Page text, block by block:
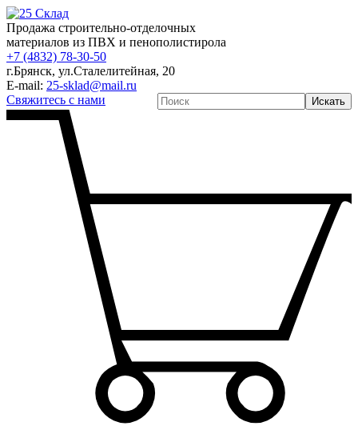
Продажа строительно-отделочных
материалов из ПВХ и пенополистирола
+7 (4832) 78-30-50
г.Брянск, ул.Сталелитейная, 20
E-mail: 25-sklad@mail.ru
Свяжитесь с нами
Искать